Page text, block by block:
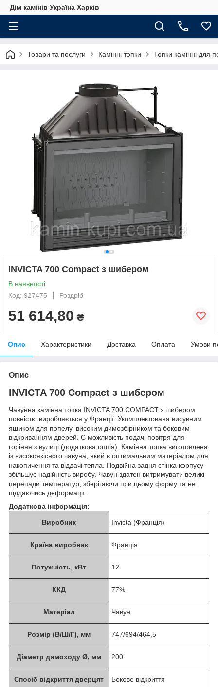
Дім камінів Україна Харків
Товари та послуги Камінні топки Топки камінні для
INVICTA 700 Compact з шибером
В наявності
Код: 927475
Роздріб
51 614,80 ₴
Опис Характеристики Доставка Оплата Умови
Опис
INVICTA 700 Compact з шибером
Чавунна камінна топка INVICTA 700 COMPACT з шибером
повністю виробляється у Франції. Укомплектована висувним
ящиком для попелу, високим димозбірником та боковим
відкриванням дверей. Є можливість подачі повітря для
горіння з вулиці (додаткова опція). Камінна топка виготовлена
із високоякісного чавуна, який є оптимальним матеріалом для
накопичення та віддачі тепла. Подвійна задня стінка корпусу
збільшує надійність виробу. Чавун здатен витримувати великі
перепади температур, зберігаючи при цьому форму та не
піддаючись деформації.
Додаткова інформація:
Виробник Invicta (Франція)
Країна виробник Франція
Потужність, кВт 12
ККД 77%
Матеріал Чавун
Розмір (В/Ш/Г), мм 747/694/464,5
Діаметр димоходу Ø, мм 200
Спосіб відкриття дверцят Бокове відкриття